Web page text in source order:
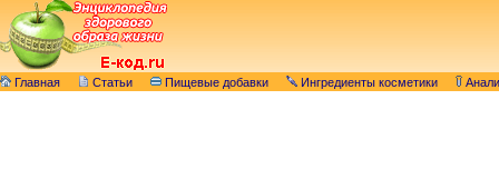
Главная Статьи Пищевые добавки Ингредиенты косметики